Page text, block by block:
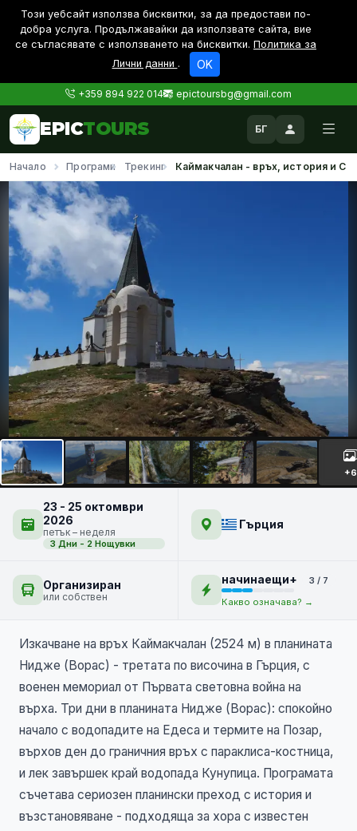
Този уебсайт използва бисквитки, за да предостави по-
дoбра услуга. Продължавайки да използвате сайта, вие
се съгласявате с използването на бисквитки. Политика за
Лични данни . OK
+359 894 922 014 epictoursbg@gmail.com
EPICTOURS БГ
Начало Програми Трекинг Каймакчалан - връх, история и
Каймакчалан - връх,
история и СПА
НОВО +6
23 - 25 октомври
2026
петък – неделя
3 Дни - 2 Нощувки
Гърция
Организиран
или собствен
начинаещи+
3 / 7
Какво означава? →
Изкачване на връх Каймакчалан (2524 м) в планината
Нидже (Ворас) - третата по височина в Гърция, с
военен мемориал от Първата световна война на
върха. Три дни в планината Нидже (Ворас): спокойно
начало с водопадите на Едеса и термите на Позар,
върхов ден до граничния връх с параклиса-костница,
и лек завършек край водопада Кунупица. Програмата
съчетава сериозен планински преход с история и
възстановяване - подходяща за хора с известен